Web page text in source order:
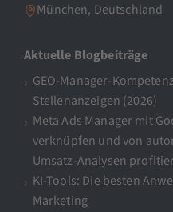
München, Deutschland
Aktuelle Blogbeiträge
GEO-Manager-
Stellenanzeigen (2026)
Meta Ads Manager mit
verknüpfen und von
Umsatz-Analysen
KI-Tools: Die besten
Marketing